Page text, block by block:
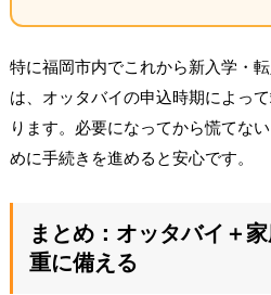
特に福岡市内でこれから新入学・
は、オッタバイの申込時期によっ
ります。必要になってから慌てな
めに手続きを進めると安心です。
まとめ：オッタバイ＋
重に備える